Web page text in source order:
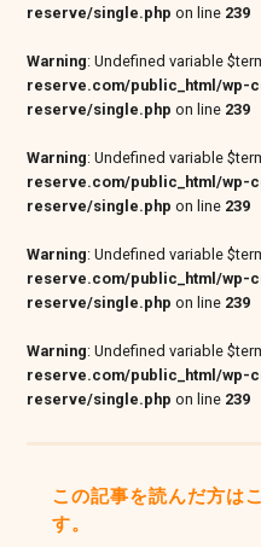
reserve/single.php on line 239
Warning: Undefined variable
reserve.com/public_html/wp-
reserve/single.php on line 239
Warning: Undefined variable
reserve.com/public_html/wp-
reserve/single.php on line 239
Warning: Undefined variable
reserve.com/public_html/wp-
reserve/single.php on line 239
Warning: Undefined variable
reserve.com/public_html/wp-
reserve/single.php on line 239
この記事を読んだ方は
す。